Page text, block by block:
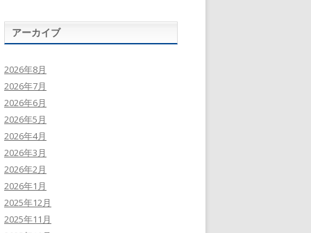
アーカイブ
2026年8月
2026年7月
2026年6月
2026年5月
2026年4月
2026年3月
2026年2月
2026年1月
2025年12月
2025年11月